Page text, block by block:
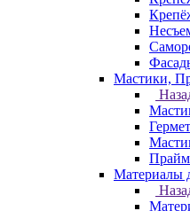
Мастики,
Материалы